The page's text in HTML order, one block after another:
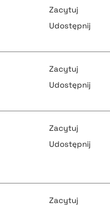
pobierz cytat
pobierz cytat
Zacytuj
Udostępnij
pobierz cytat
pobierz cytat
Zacytuj
Udostępnij
pobierz cytat
Zacytuj
Udostępnij
Zacytuj